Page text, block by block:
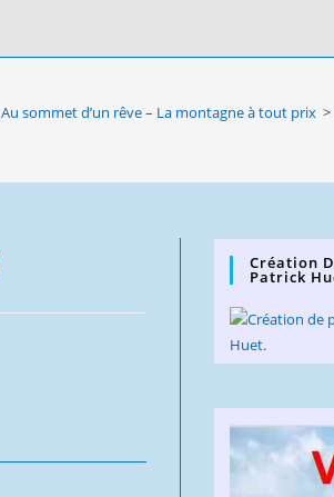
Au sommet d’un rêve – La montagne à tout prix >
Création
Patrick